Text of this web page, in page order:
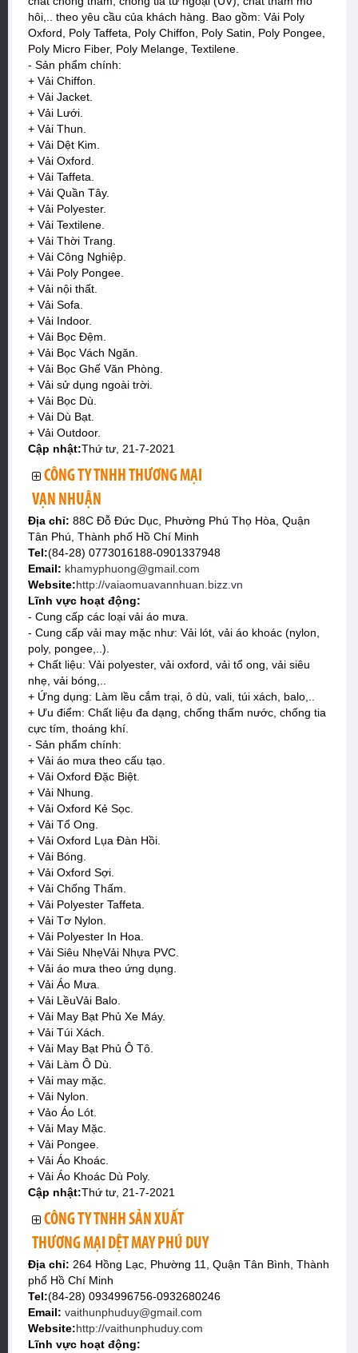
hôi,.. theo yêu cầu của khách hàng. Bao gồm: Vải Poly
Oxford, Poly Taffeta, Poly Chiffon, Poly Satin, Poly Pongee,
Poly Micro Fiber, Poly Melange, Textilene.
- Sản phẩm chính:
+ Vải Chiffon.
+ Vải Jacket.
+ Vải Lưới.
+ Vải Thun.
+ Vải Dệt Kim.
+ Vải Oxford.
+ Vải Taffeta.
+ Vải Quần Tây.
+ Vải Polyester.
+ Vải Textilene.
+ Vải Thời Trang.
+ Vải Công Nghiệp.
+ Vải Poly Pongee.
+ Vải nội thất.
+ Vải Sofa.
+ Vải Indoor.
+ Vải Bọc Đệm.
+ Vải Bọc Vách Ngăn.
+ Vải Bọc Ghế Văn Phòng.
+ Vải sử dụng ngoài trời.
+ Vải Bọc Dù.
+ Vải Dù Bạt.
+ Vải Outdoor.
Cập nhật:Thứ tư, 21-7-2021
CÔNG TY TNHH THƯƠNG MẠI
VẠN NHUẬN
Địa chỉ: 88C Đỗ Đức Dục, Phường Phú Thọ Hòa, Quận
Tân Phú, Thành phố Hồ Chí Minh
Tel:(84-28) 0773016188-0901337948
Email: khamyphuong@gmail.com
Website:http://vaiaomuavannhuan.bizz.vn
Lĩnh vực hoạt động:
- Cung cấp các loại vải áo mưa.
- Cung cấp vải may mặc như: Vải lót, vải áo khoác (nylon,
poly, pongee,..).
+ Chất liệu: Vải polyester, vải oxford, vải tổ ong, vải siêu
nhẹ, vải bóng,..
+ Ứng dụng: Làm lều cắm trại, ô dù, vali, túi xách, balo,..
+ Ưu điểm: Chất liệu đa dạng, chống thấm nước, chống tia
cực tím, thoáng khí.
- Sản phẩm chính:
+ Vải áo mưa theo cấu tạo.
+ Vải Oxford Đặc Biệt.
+ Vải Nhung.
+ Vải Oxford Kẻ Sọc.
+ Vải Tổ Ong.
+ Vải Oxford Lụa Đàn Hồi.
+ Vải Bóng.
+ Vải Oxford Sợi.
+ Vải Chống Thấm.
+ Vải Polyester Taffeta.
+ Vải Tơ Nylon.
+ Vải Polyester In Hoa.
+ Vải Siêu NhẹVải Nhựa PVC.
+ Vải áo mưa theo ứng dụng.
+ Vải Áo Mưa.
+ Vải LềuVải Balo.
+ Vải May Bạt Phủ Xe Máy.
+ Vải Túi Xách.
+ Vải May Bạt Phủ Ô Tô.
+ Vải Làm Ô Dù.
+ Vải may mặc.
+ Vải Nylon.
+ Vảo Áo Lót.
+ Vải May Mặc.
+ Vải Pongee.
+ Vải Áo Khoác.
+ Vải Áo Khoác Dù Poly.
Cập nhật:Thứ tư, 21-7-2021
CÔNG TY TNHH SẢN XUẤT
THƯƠNG MẠI DỆT MAY PHÚ DUY
Địa chỉ: 264 Hồng Lạc, Phường 11, Quận Tân Bình, Thành
phố Hồ Chí Minh
Tel:(84-28) 0934996756-0932680246
Email: vaithunphuduy@gmail.com
Website:http://vaithunphuduy.com
Lĩnh vực hoạt động: